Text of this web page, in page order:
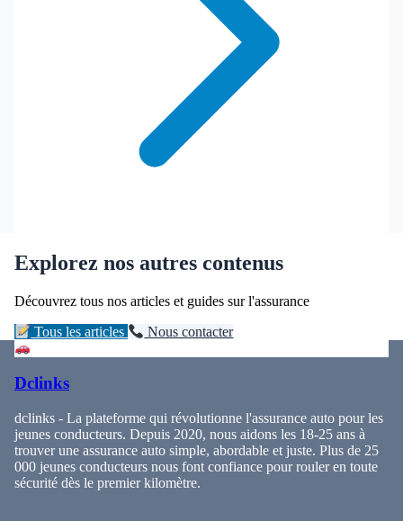
Explorez nos autres contenus
Découvrez tous nos articles et guides sur l'assurance
Tous les articles Nous contacter
Dclinks
dclinks - La plateforme qui révolutionne l'assurance auto pour les
jeunes conducteurs. Depuis 2020, nous aidons les 18-25 ans à
trouver une assurance auto simple, abordable et juste. Plus de 25
000 jeunes conducteurs nous font confiance pour rouler en toute
sécurité dès le premier kilomètre.